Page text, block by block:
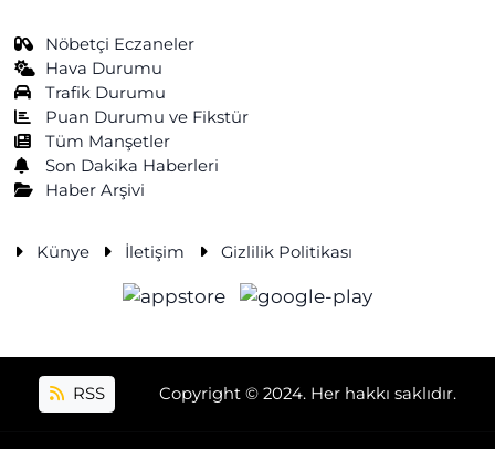
Nöbetçi Eczaneler
Hava Durumu
Trafik Durumu
Puan Durumu ve Fikstür
Tüm Manşetler
Son Dakika Haberleri
Haber Arşivi
Künye İletişim Gizlilik Politikası
RSS Copyright © 2024. Her hakkı saklıdır.